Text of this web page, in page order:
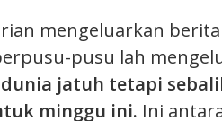
mengeluarkan
pusu lah
jatuh tetapi
minggu ini. Ini